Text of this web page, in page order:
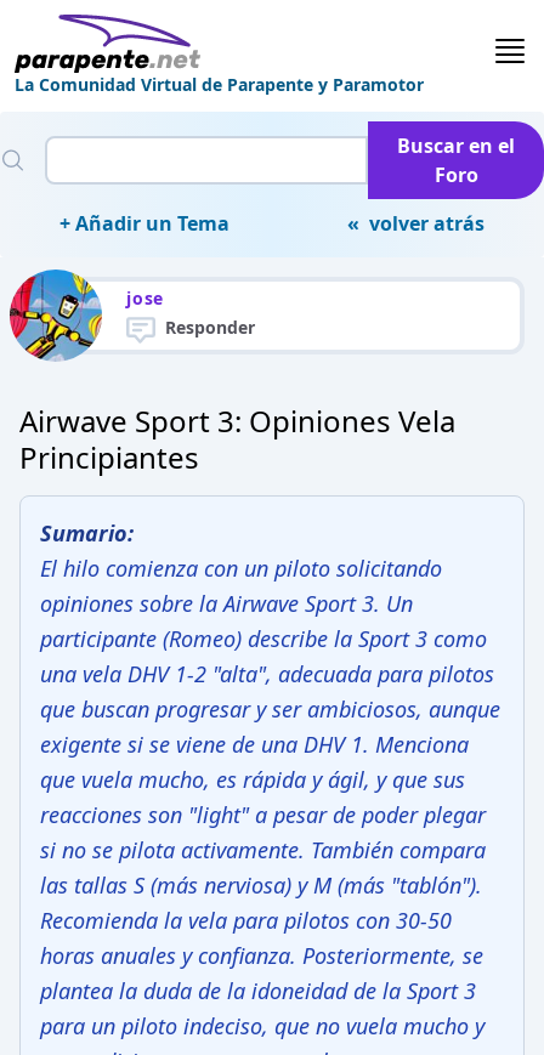
La Comunidad Virtual de Parapente y Paramotor
Buscar en el
Foro
+ Añadir un Tema
« volver atrás
jose
Responder
Airwave Sport 3: Opiniones Vela
Principiantes
Sumario:
El hilo comienza con un piloto solicitando
opiniones sobre la Airwave Sport 3. Un
participante (Romeo) describe la Sport 3 como
una vela DHV 1-2 "alta", adecuada para pilotos
que buscan progresar y ser ambiciosos, aunque
exigente si se viene de una DHV 1. Menciona
que vuela mucho, es rápida y ágil, y que sus
reacciones son "light" a pesar de poder plegar
si no se pilota activamente. También compara
las tallas S (más nerviosa) y M (más "tablón").
Recomienda la vela para pilotos con 30-50
horas anuales y confianza. Posteriormente, se
plantea la duda de la idoneidad de la Sport 3
para un piloto indeciso, que no vuela mucho y